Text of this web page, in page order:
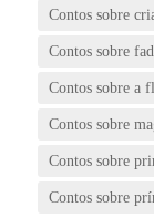
Contos sobre
Contos sobre
Contos sobre a
Contos sobre
Contos sobre
Contos sobre